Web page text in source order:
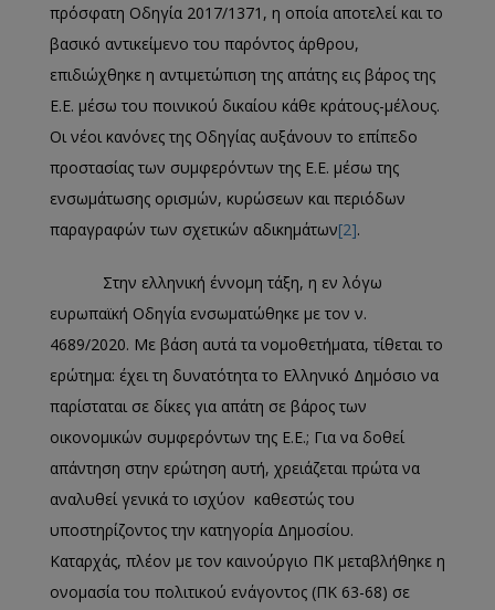
πρόσφατη Οδηγία 2017/1371, η οποία αποτελεί και το
βασικό αντικείμενο του παρόντος άρθρου,
επιδιώχθηκε η αντιμετώπιση της απάτης εις βάρος της
Ε.Ε. μέσω του ποινικού δικαίου κάθε κράτους-μέλους.
Οι νέοι κανόνες της Οδηγίας αυξάνουν το επίπεδο
προστασίας των συμφερόντων της Ε.Ε. μέσω της
ενσωμάτωσης ορισμών, κυρώσεων και περιόδων
παραγραφών των σχετικών αδικημάτων[2].
Στην ελληνική έννομη τάξη, η εν λόγω
ευρωπαϊκή Οδηγία ενσωματώθηκε με τον ν.
4689/2020. Με βάση αυτά τα νομοθετήματα, τίθεται το
ερώτημα: έχει τη δυνατότητα το Ελληνικό Δημόσιο να
παρίσταται σε δίκες για απάτη σε βάρος των
οικονομικών συμφερόντων της Ε.Ε.; Για να δοθεί
απάντηση στην ερώτηση αυτή, χρειάζεται πρώτα να
αναλυθεί γενικά το ισχύον καθεστώς του
υποστηρίζοντος την κατηγορία Δημοσίου.
Καταρχάς, πλέον με τον καινούργιο ΠΚ μεταβλήθηκε η
ονομασία του πολιτικού ενάγοντος (ΠΚ 63-68) σε